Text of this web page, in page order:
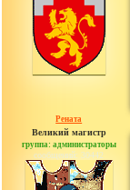
Рената
Великий магистр
группа: администраторы
сообщений: 30442